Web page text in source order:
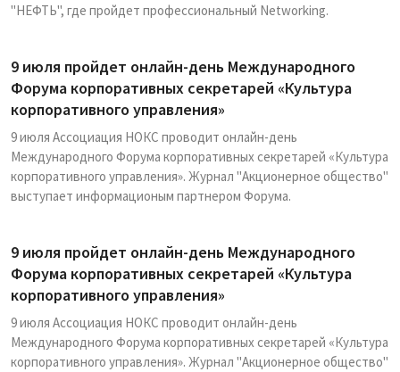
"НЕФТЬ", где пройдет профессиональный Networking.
9 июля пройдет онлайн-день Международного
Форума корпоративных секретарей «Культура
корпоративного управления»
9 июля Ассоциация НОКС проводит онлайн-день
Международного Форума корпоративных секретарей «Культура
корпоративного управления». Журнал "Акционерное общество"
выступает информационым партнером Форума.
9 июля пройдет онлайн-день Международного
Форума корпоративных секретарей «Культура
корпоративного управления»
9 июля Ассоциация НОКС проводит онлайн-день
Международного Форума корпоративных секретарей «Культура
корпоративного управления». Журнал "Акционерное общество"